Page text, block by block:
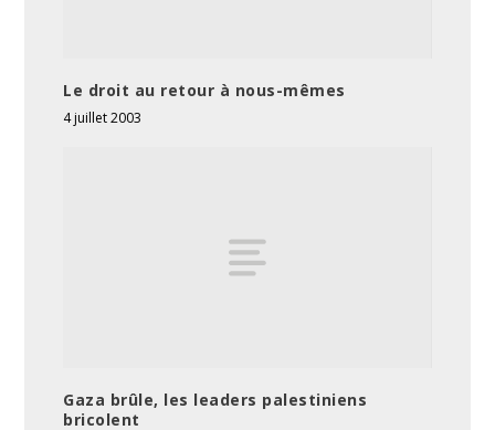
Le droit au retour à nous-mêmes
4 juillet 2003
Gaza brûle, les leaders palestiniens
bricolent